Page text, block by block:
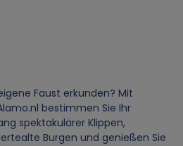
Faust erkunden? Mit
bestimmen Sie Ihr
spektakulärer Klippen,
Burgen und genießen Sie